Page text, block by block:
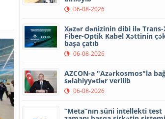
06-08-2026
Xəzər dənizinin dibi ilə Trans-
Fiber-Optik Kabel Xəttinin
başa çatıb
06-08-2026
AZCON-a "Azərkosmos"la
səlahiyyətlər verilib
06-08-2026
“Meta”nın süni intellekti test